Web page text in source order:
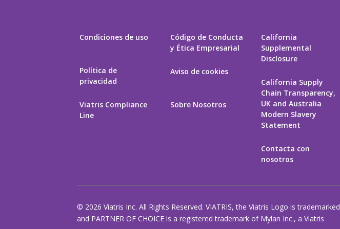
Condiciones de uso
Política de
privacidad
Viatris Compliance
Line
Código de Conducta
y Ética Empresarial
Aviso de cookies
Sobre Nosotros
California
Supplemental
Disclosure
California Supply
Chain Transparency,
UK and Australia
Modern Slavery
Statement
Contacta con
nosotros
© 2026 Viatris Inc. All Rights Reserved. VIATRIS, the Viatris Logo is trademarked
and PARTNER OF CHOICE is a registered trademark of Mylan Inc., a Viatris